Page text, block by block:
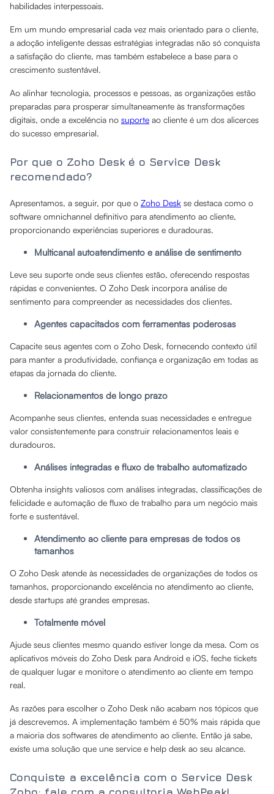
habilidades interpessoais.
Em um mundo empresarial cada vez mais orientado para o cliente,
a adoção inteligente dessas estratégias integradas não só conquista
a satisfação do cliente, mas também estabelece a base para o
crescimento sustentável.
Ao alinhar tecnologia, processos e pessoas, as organizações estão
preparadas para prosperar simultaneamente às transformações
digitais, onde a excelência no suporte ao cliente é um dos alicerces
do sucesso empresarial.
Por que o Zoho Desk é o Service Desk
recomendado?
Apresentamos, a seguir, por que o Zoho Desk se destaca como o
software omnichannel definitivo para atendimento ao cliente,
proporcionando experiências superiores e duradouras.
Multicanal autoatendimento e análise de sentimento
Leve seu suporte onde seus clientes estão, oferecendo respostas
rápidas e convenientes. O Zoho Desk incorpora análise de
sentimento para compreender as necessidades dos clientes.
Agentes capacitados com ferramentas poderosas
Capacite seus agentes com o Zoho Desk, fornecendo contexto útil
para manter a produtividade, confiança e organização em todas as
etapas da jornada do cliente.
Relacionamentos de longo prazo
Acompanhe seus clientes, entenda suas necessidades e entregue
valor consistentemente para construir relacionamentos leais e
duradouros.
Análises integradas e fluxo de trabalho automatizado
Obtenha insights valiosos com análises integradas, classificações de
felicidade e automação de fluxo de trabalho para um negócio mais
forte e sustentável.
Atendimento ao cliente para empresas de todos os
tamanhos
O Zoho Desk atende às necessidades de organizações de todos os
tamanhos, proporcionando excelência no atendimento ao cliente,
desde startups até grandes empresas.
Totalmente móvel
Ajude seus clientes mesmo quando estiver longe da mesa. Com os
aplicativos móveis do Zoho Desk para Android e iOS, feche tickets
de qualquer lugar e monitore o atendimento ao cliente em tempo
real.
As razões para escolher o Zoho Desk não acabam nos tópicos que
já descrevemos. A implementação também é 50% mais rápida que
a maioria dos softwares de atendimento ao cliente. Então já sabe,
existe uma solução que une service e help desk ao seu alcance.
Conquiste a excelência com o Service Desk